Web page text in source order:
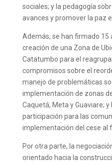
sociales; y la pedagogía
avances y promover la paz
Además, se han firmado 15
creación de una Zona de
Catatumbo para el
compromisos sobre el
manejo de problemáticas
implementación de zonas
Caquetá, Meta y Guaviare;
participación para las
implementación del cese al
Por otra parte, la
orientado hacia la